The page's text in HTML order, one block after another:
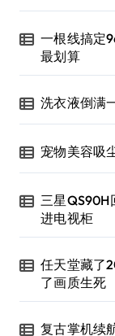
一根线搞定
最划算
洗衣液倒满
宠物美容吸
三星QS90H
进电视柜
任天堂藏了
了画质生死
复古掌机续